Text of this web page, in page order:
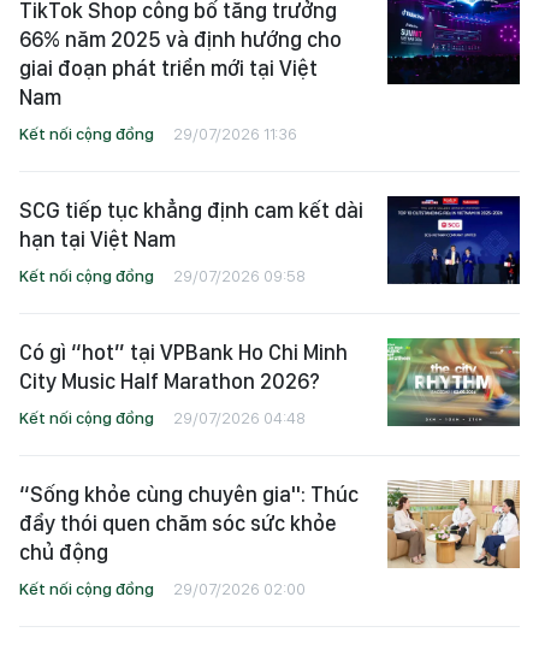
TikTok Shop công bố tăng trưởng
66% năm 2025 và định hướng cho
giai đoạn phát triển mới tại Việt
Nam
Kết nối cộng đồng 29/07/2026 11:36
SCG tiếp tục khẳng định cam kết dài
hạn tại Việt Nam
Kết nối cộng đồng 29/07/2026 09:58
Có gì “hot” tại VPBank Ho Chi Minh
City Music Half Marathon 2026?
Kết nối cộng đồng 29/07/2026 04:48
“Sống khỏe cùng chuyên gia": Thúc
đẩy thói quen chăm sóc sức khỏe
chủ động
Kết nối cộng đồng 29/07/2026 02:00